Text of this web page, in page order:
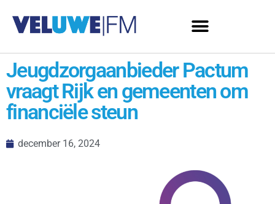
Jeugdzorgaanbieder Pactum
vraagt Rijk en gemeenten om
financiële steun
december 16, 2024